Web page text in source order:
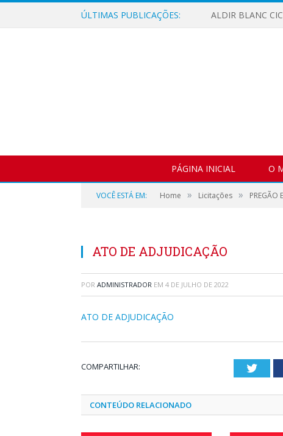
ÚLTIMAS PUBLICAÇÕES: ALDIR BLANC
PÁGINA INICIAL O
VOCÊ ESTÁ EM: Home » Licitações » PREGÃO
ATO DE ADJUDICAÇÃO
POR ADMINISTRADOR EM 4 DE JULHO DE 2022
ATO DE ADJUDICAÇÃO
COMPARTILHAR:
CONTEÚDO RELACIONADO